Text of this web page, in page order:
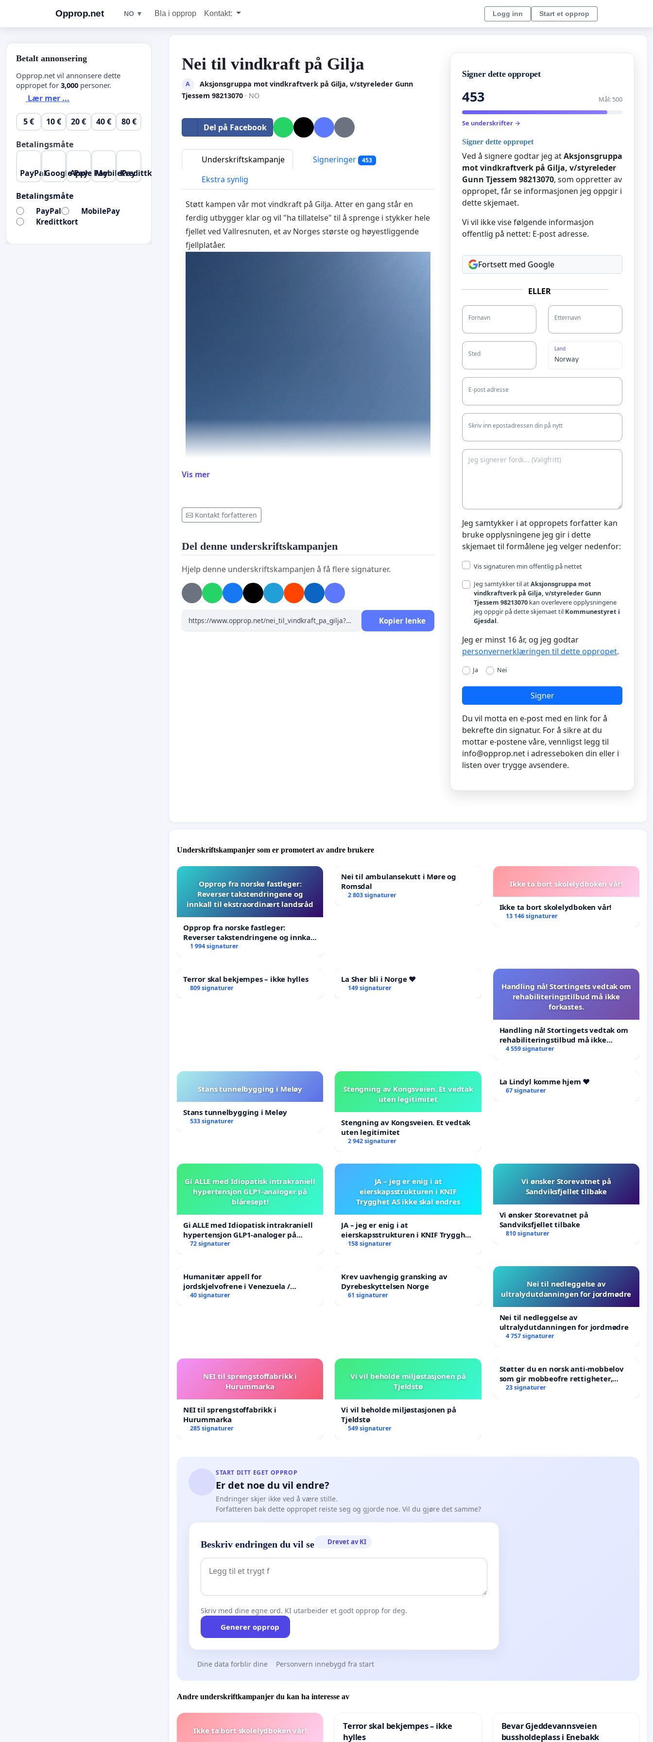
Opprop.net NO ▼ Bla i opprop Kontakt: Logg inn Start et opprop
Nei til vindkraft på Gilja
A
Aksjonsgruppa mot vindkraftverk på Gilja, v/styreleder Gunn
Tjessem 98213070 · NO
Del på Facebook
Underskriftskampanje Signeringer 453
Ekstra synlig
Støtt kampen vår mot vindkraft på Gilja. Atter en gang står en
ferdig utbygger klar og vil "ha tillatelse" til å sprenge i stykker hele
fjellet ved Vallresnuten, et av Norges største og høyestliggende
fjellplatåer.
Vis mer
Kontakt forfatteren
Del denne underskriftskampanjen
Hjelp denne underskriftskampanjen å få flere signaturer.
Kopier lenke
Signer dette oppropet
453 Mål: 500
Se underskrifter →
Signer dette oppropet
Ved å signere godtar jeg atAksjonsgruppa
mot vindkraftverk på Gilja, v/styreleder
Gunn Tjessem 98213070, som oppretter av
oppropet, får se informasjonen jeg oppgir i
dette skjemaet.
Vi vil ikke vise følgende informasjon
offentlig på nettet: E-post adresse.
Fortsett med Google
ELLER
Fornavn Etternavn
Sted
Land
E-post adresse
Skriv inn epostadressen din på nytt
Jeg samtykker i at oppropets forfatter kan
bruke opplysningene jeg gir i dette
skjemaet til formålene jeg velger nedenfor:
Vis signaturen min offentlig på nettet
Jeg samtykker til atAksjonsgruppa mot
vindkraftverk på Gilja, v/styreleder Gunn
Tjessem 98213070 kan overlevere opplysningene
jeg oppgir på dette skjemaet til Kommunestyret i
Gjesdal.
Jeg er minst 16 år, og jeg godtar
personvernerklæringen til dette oppropet.
Ja Nei
Signer
Du vil motta en e-post med en link for å
bekrefte din signatur. For å sikre at du
mottar e-postene våre, vennligst legg til
info@opprop.net i adresseboken din eller i
listen over trygge avsendere.
Underskriftskampanjer som er promotert av andre brukere
Opprop fra norske fastleger:
Reverser takstendringene og
innkall til ekstraordinært landsråd
Opprop fra norske fastleger:
Reverser takstendringene og innkall
til ekstraordinært landsråd
1 994 signaturer
Nei til ambulansekutt i Møre og
Romsdal
2 803 signaturer
Ikke ta bort skolelydboken vår!
Ikke ta bort skolelydboken vår!
13 146 signaturer
Terror skal bekjempes – ikke hylles
809 signaturer
La Sher bli i Norge ❤️
149 signaturer
Handling nå! Stortingets vedtak om
rehabiliteringstilbud må ikke
forkastes.
Handling nå! Stortingets vedtak om
rehabiliteringstilbud må ikke
forkastes.
4 559 signaturer
Stans tunnelbygging i Meløy
Stans tunnelbygging i Meløy
533 signaturer
Stengning av Kongsveien. Et vedtak
uten legitimitet
Stengning av Kongsveien. Et vedtak
uten legitimitet
2 942 signaturer
La Lindyl komme hjem ❤️
67 signaturer
Gi ALLE med Idiopatisk intrakraniell
hypertensjon GLP1-analoger på
blåresept!
Gi ALLE med Idiopatisk intrakraniell
hypertensjon GLP1-analoger på
blåresept!
72 signaturer
JA – jeg er enig i at
eierskapsstrukturen i KNIF
Trygghet AS ikke skal endres
JA – jeg er enig i at
eierskapsstrukturen i KNIF Trygghet
AS ikke skal endres
158 signaturer
Vi ønsker Storevatnet på
Sandviksfjellet tilbake
Vi ønsker Storevatnet på
Sandviksfjellet tilbake
810 signaturer
Humanitær appell for
jordskjelvofrene i Venezuela /
Humanitarian Appeal for the
40 signaturer
Krev uavhengig gransking av
Dyrebeskyttelsen Norge
61 signaturer
Nei til nedleggelse av
ultralydutdanningen for jordmødre
Nei til nedleggelse av
ultralydutdanningen for jordmødre
4 757 signaturer
NEI til sprengstoffabrikk i
Hurummarka
NEI til sprengstoffabrikk i
Hurummarka
285 signaturer
Vi vil beholde miljøstasjonen på
Tjeldstø
Vi vil beholde miljøstasjonen på
Tjeldstø
549 signaturer
Støtter du en norsk anti-mobbelov
som gir mobbeofre rettigheter,
oppreisning og hjelp?
23 signaturer
START DITT EGET OPPROP
Er det noe du vil endre?
Endringer skjer ikke ved å være stille.
Forfatteren bak dette oppropet reiste seg og gjorde noe. Vil du gjøre det samme?
Beskriv endringen du vil se Drevet av KI
Skriv med dine egne ord. KI utarbeider et godt opprop for deg.
Generer opprop
Dine data forblir dine Personvern innebygd fra start
Andre underskriftkampanjer du kan ha interesse av
Ikke ta bort skolelydboken vår!
Terror skal bekjempes – ikke
hylles
Bevar Gjeddevannsveien
bussholdeplass i Enebakk
Betalt annonsering
Opprop.net vil annonsere dette
oppropet for 3,000 personer.
Lær mer ...
5 € 10 € 20 € 40 € 80 €
Betalingsmåte
PayPalGoogle PayApple PayMobilePayKredittkort
Betalingsmåte
PayPal
MobilePay
Kredittkort